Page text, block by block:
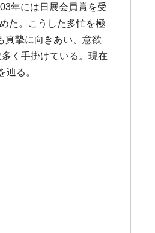
年には日展会員賞を受
た。こうした多忙を極
真摯に向きあい、意欲
く手掛けている。現在
る。